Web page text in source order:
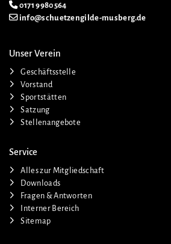
0171 9980564
info@schuetzengilde-musberg.de
Unser Verein
Geschäftsstelle
Vorstand
Sportstätten
Satzung
Stellenangebote
Service
Alles zur Mitgliedschaft
Downloads
Fragen & Antworten
Interner Bereich
Sitemap